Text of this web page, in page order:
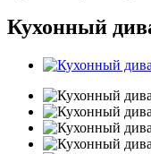
Кухонный